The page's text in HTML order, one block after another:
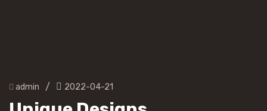
admin / 2022-04-21